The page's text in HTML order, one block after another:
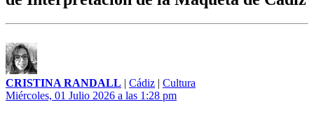
CRISTINA RANDALL | Cádiz | Cultura
Miércoles, 01 Julio 2026 a las 1:28 pm